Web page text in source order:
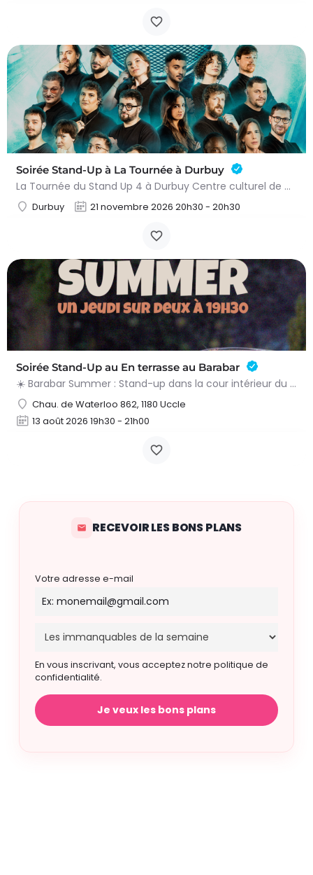
Soirée Stand-Up à La Tournée à Durbuy
La Tournée du Stand Up 4 à Durbuy Centre culturel de Durbuy 7 humoristes à découvrir Le What The Fun…
Durbuy 21 novembre 2026 20h30 - 20h30
Soirée Stand-Up au En terrasse au Barabar
☀️ Barabar Summer : Stand-up dans la cour intérieur du bar ! Envie d’une soirée légère, drôle et parfaite…
Chau. de Waterloo 862, 1180 Uccle
13 août 2026 19h30 - 21h00
RECEVOIR LES BONS PLANS
Votre adresse e-mail
En vous inscrivant, vous acceptez notre politique de
confidentialité.